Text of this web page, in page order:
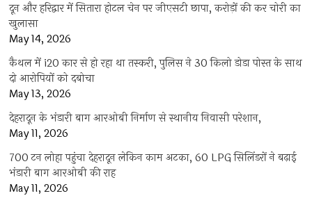
दून और हरिद्वार में सितारा होटल चेन पर जीएसटी छापा, करोड़ों की कर चोरी का
खुलासा
May 14, 2026
कैथल में i20 कार से हो रहा था तस्करी, पुलिस ने 30 किलो डोडा पोस्त के साथ
दो आरोपियों को दबोचा
May 13, 2026
देहरादून के भंडारी बाग आरओबी निर्माण से स्थानीय निवासी परेशान,
May 11, 2026
700 टन लोहा पहुंचा देहरादून लेकिन काम अटका, 60 LPG सिलिंडरों ने बढ़ाई
भंडारी बाग आरओबी की राह
May 11, 2026